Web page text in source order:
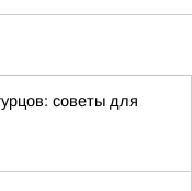
советы для